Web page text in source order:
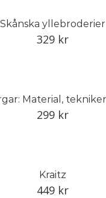
Skånska yllebroderier
329 kr
299 kr
Kraitz
449 kr